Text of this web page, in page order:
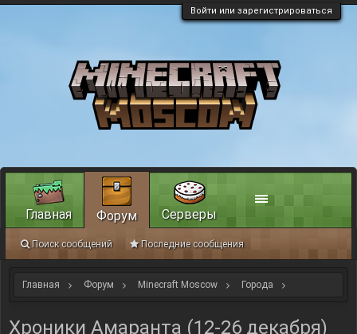
Войти или зарегистрироваться
Главная Форум Minecraft Moscow Города
Хроники Амаранта (12-26 декабря)
Главная Форум
Поиск сообщений Последние сообщения
Серверы